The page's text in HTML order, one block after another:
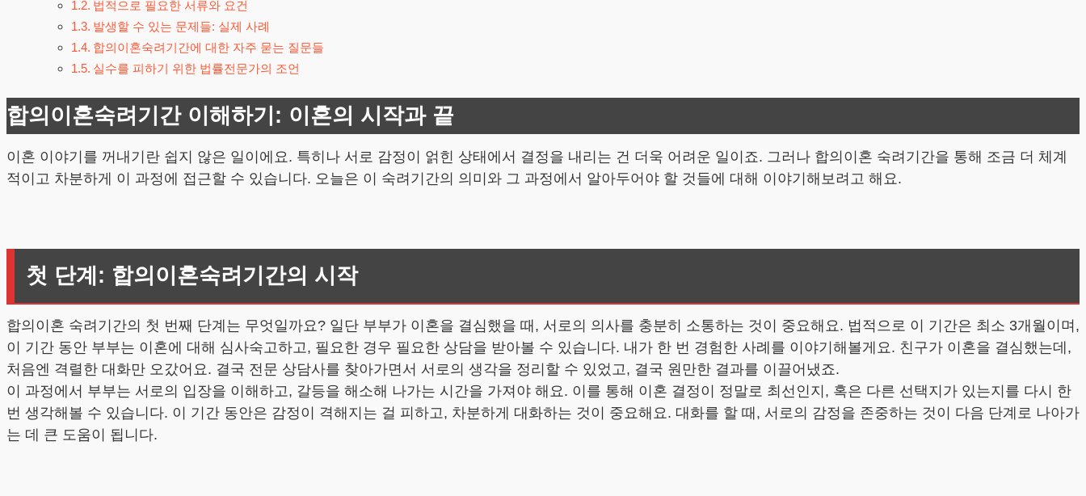
법적으로 필요한 서류와 요건
발생할 수 있는 문제들: 실제 사례
합의이혼숙려기간에 대한 자주 묻는 질문들
실수를 피하기 위한 법률전문가의 조언
합의이혼숙려기간 이해하기: 이혼의 시작과 끝
이혼 이야기를 꺼내기란 쉽지 않은 일이에요. 특히나 서로 감정이 얽힌 상태에서 결정을 내리는 건 더욱 어려운 일이죠. 그러나 합의이혼 숙려기간을 통해 조금 더 체계
적이고 차분하게 이 과정에 접근할 수 있습니다. 오늘은 이 숙려기간의 의미와 그 과정에서 알아두어야 할 것들에 대해 이야기해보려고 해요.
첫 단계: 합의이혼숙려기간의 시작
합의이혼 숙려기간의 첫 번째 단계는 무엇일까요? 일단 부부가 이혼을 결심했을 때, 서로의 의사를 충분히 소통하는 것이 중요해요. 법적으로 이 기간은 최소 3개월이며,
이 기간 동안 부부는 이혼에 대해 심사숙고하고, 필요한 경우 필요한 상담을 받아볼 수 있습니다. 내가 한 번 경험한 사례를 이야기해볼게요. 친구가 이혼을 결심했는데,
처음엔 격렬한 대화만 오갔어요. 결국 전문 상담사를 찾아가면서 서로의 생각을 정리할 수 있었고, 결국 원만한 결과를 이끌어냈죠.
이 과정에서 부부는 서로의 입장을 이해하고, 갈등을 해소해 나가는 시간을 가져야 해요. 이를 통해 이혼 결정이 정말로 최선인지, 혹은 다른 선택지가 있는지를 다시 한
번 생각해볼 수 있습니다. 이 기간 동안은 감정이 격해지는 걸 피하고, 차분하게 대화하는 것이 중요해요. 대화를 할 때, 서로의 감정을 존중하는 것이 다음 단계로 나아가
는 데 큰 도움이 됩니다.